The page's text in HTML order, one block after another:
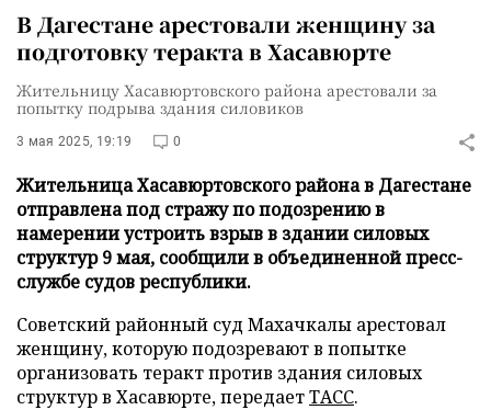
В Дагестане арестовали женщину за
подготовку теракта в Хасавюрте
Жительницу Хасавюртовского района арестовали за
попытку подрыва здания силовиков
3 мая 2025, 19:19 0
Жительница Хасавюртовского района в Дагестане
отправлена под стражу по подозрению в
намерении устроить взрыв в здании силовых
структур 9 мая, сообщили в объединенной пресс-
службе судов республики.
Советский районный суд Махачкалы арестовал
женщину, которую подозревают в попытке
организовать теракт против здания силовых
структур в Хасавюрте, передаетТАСС.